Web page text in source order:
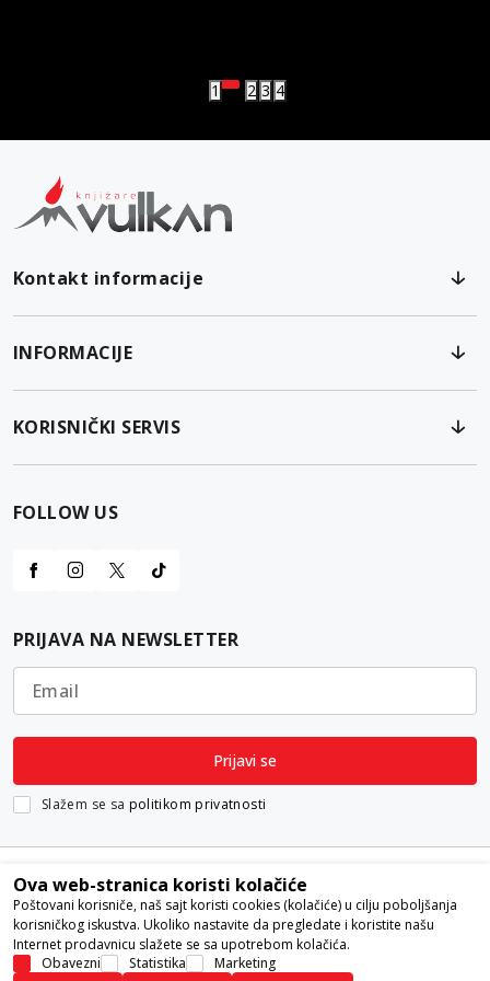
1
2 3 4
Kontakt informacije
INFORMACIJE
KORISNIČKI SERVIS
FOLLOW US
PRIJAVA NA NEWSLETTER
Email
Prijavi se
Slažem se sa politikom privatnosti
Nastojimo da budemo što precizniji u opisu proizvoda, prikazu slika i
Ova web-stranica koristi kolačiće
Poštovani korisniče, naš sajt koristi cookies (kolačiće) u cilju poboljšanja
korisničkog iskustva. Ukoliko nastavite da pregledate i koristite našu
Internet prodavnicu slažete se sa upotrebom kolačića.
Obavezni
Statistika Marketing